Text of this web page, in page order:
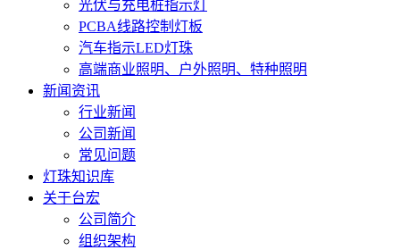
光伏与充电桩指示灯
PCBA线路控制灯板
汽车指示LED灯珠
高端商业照明、户外照明、特种照明
新闻资讯
行业新闻
公司新闻
常见问题
灯珠知识库
关于台宏
公司简介
组织架构